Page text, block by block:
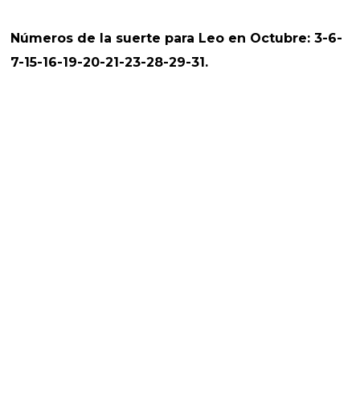
Números de la suerte para Leo en Octubre: 3-6-
7-15-16-19-20-21-23-28-29-31.